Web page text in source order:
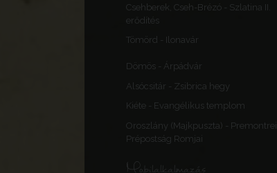
Csehberek, Cseh-Brézó - Szlatina II.
erődítés
Tömörd - Ilonavár
Dömös - Árpádvár
Alsócsitár - Zsibrica hegy
Kiéte - Evangélikus templom
Oroszlány (Majkpuszta) - Premontrei
Prépostság Romjai
Mobilalkalmazás